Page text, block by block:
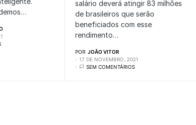
salário deverá atingir 83 milhões
de brasileiros que serão
beneficiados com esse
rendimento…
POR JOÃO VITOR
17 DE NOVEMBRO, 2021
SEM COMENTÁRIOS